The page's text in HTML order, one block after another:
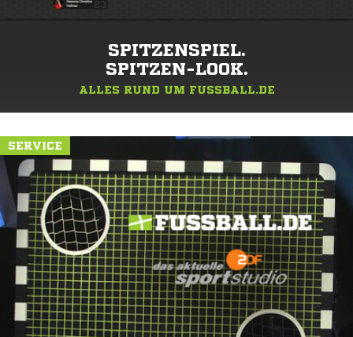
SPITZENSPIEL.
SPITZEN-LOOK.
ALLES RUND UM FUSSBALL.DE
SERVICE